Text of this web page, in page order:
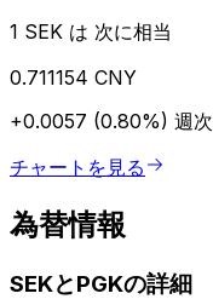
1 SEK は 次に相当
0.711154 CNY
+0.0057 (0.80%) 週次
チャートを見る
為替情報
SEKとPGKの詳細